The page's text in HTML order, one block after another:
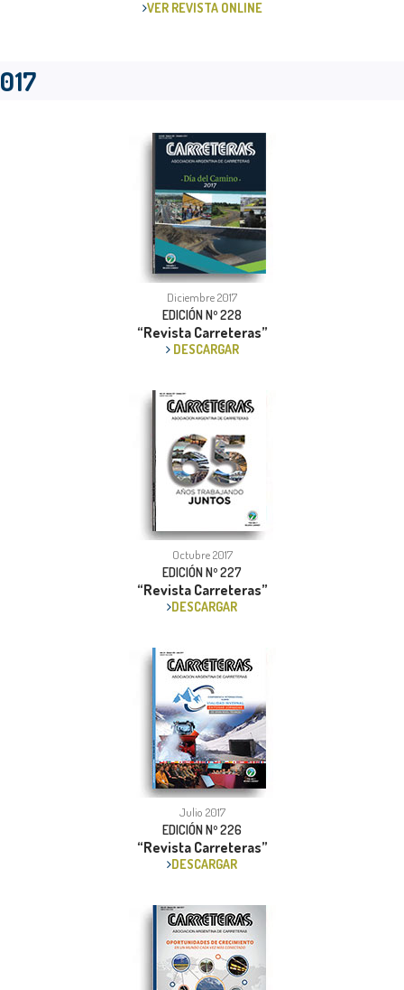
VER REVISTA ONLINE
Diciembre 2017
EDICIÓN Nº 228
“Revista Carreteras”
DESCARGAR
Octubre 2017
EDICIÓN Nº 227
“Revista Carreteras”
DESCARGAR
Julio 2017
EDICIÓN Nº 226
“Revista Carreteras”
DESCARGAR